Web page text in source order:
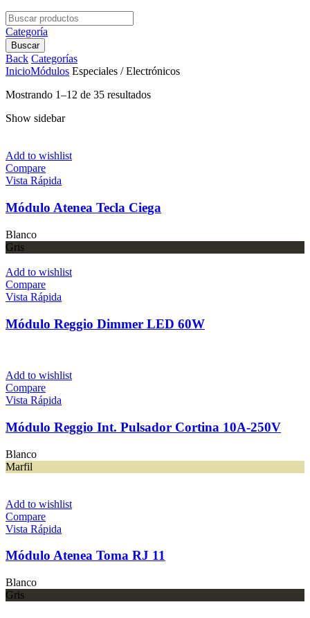
Search
for:
Categoría
Buscar
Back Categorías
InicioMódulos Especiales / Electrónicos
Mostrando 1–12 de 35 resultados
Show sidebar
Add to wishlist
Compare
Vista Rápida
Módulo Atenea Tecla Ciega
Blanco
Gris
Add to wishlist
Compare
Vista Rápida
Módulo Reggio Dimmer LED 60W
Add to wishlist
Compare
Vista Rápida
Módulo Reggio Int. Pulsador Cortina 10A-250V
Blanco
Marfil
Add to wishlist
Compare
Vista Rápida
Módulo Atenea Toma RJ 11
Blanco
Gris